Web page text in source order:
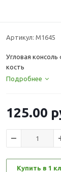
Артикул: М1645
Угловая
кость
Подробнее
125.00
Купить в 1